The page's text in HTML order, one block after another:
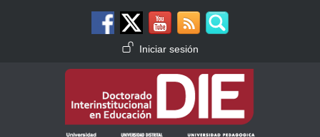
Menú de cuenta de usuario
Iniciar sesión